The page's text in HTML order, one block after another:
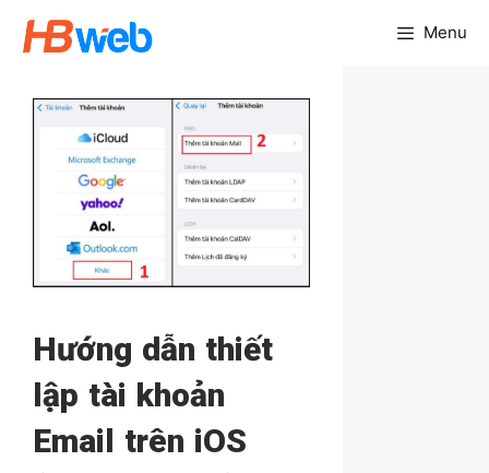
Chuyển
đến
Menu
Hướng dẫn thiết
lập tài khoản
Email trên iOS